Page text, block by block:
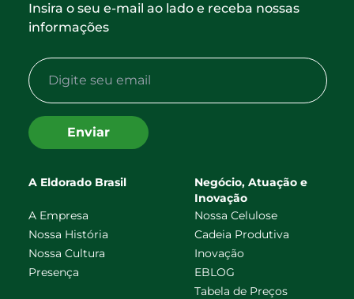
Insira o seu e-mail ao lado e receba nossas
informações
Enviar
A Eldorado Brasil
A Empresa
Nossa História
Nossa Cultura
Presença
Negócio, Atuação e
Inovação
Nossa Celulose
Cadeia Produtiva
Inovação
EBLOG
Tabela de Preços